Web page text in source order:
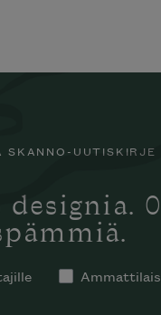
SKANNO-UUTISKIRJE
designia.